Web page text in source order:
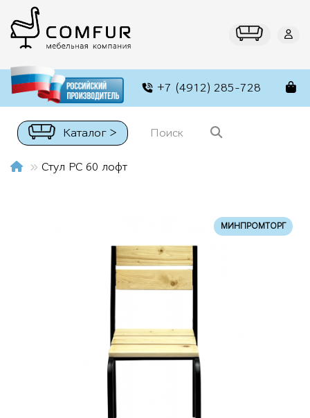
+7 (4912) 285-728
Каталог >
Стул РС 60 лофт
МИНПРОМТОРГ